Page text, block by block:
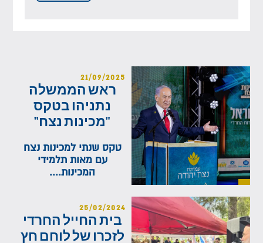
21/09/2025
ראש הממשלה
נתניהו בטקס
"מכינות נצח"
טקס שנתי למכינות נצח
עם מאות תלמידי
המכינות....
25/02/2024
בית החייל החרדי
לזכרו של לוחם חץ